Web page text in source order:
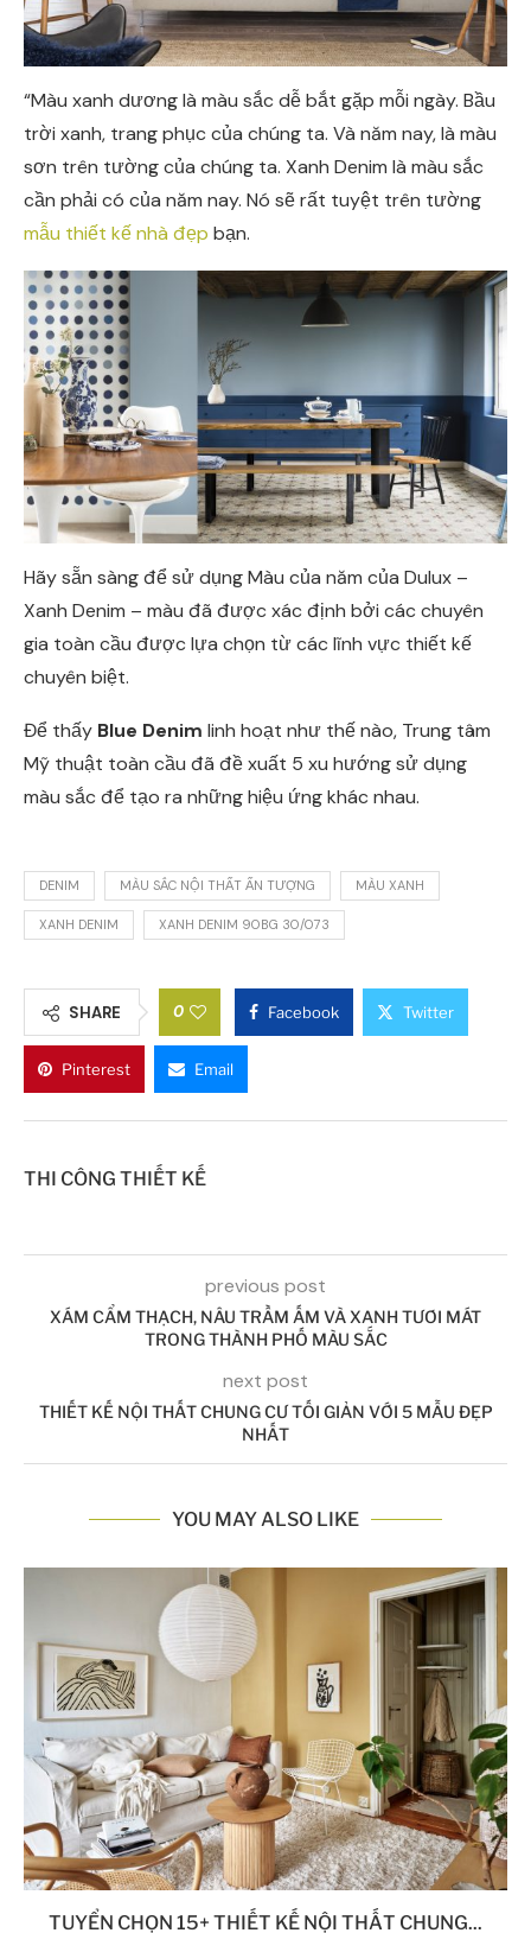
“Màu xanh dương là màu sắc dễ bắt gặp mỗi ngày. Bầu
trời xanh, trang phục của chúng ta. Và năm nay, là màu
sơn trên tường của chúng ta. Xanh Denim là màu sắc
cần phải có của năm nay. Nó sẽ rất tuyệt trên tường
mẫu thiết kế nhà đẹp bạn.
Hãy sẵn sàng để sử dụng Màu của năm của Dulux –
Xanh Denim – màu đã được xác định bởi các chuyên
gia toàn cầu được lựa chọn từ các lĩnh vực thiết kế
chuyên biệt.
Để thấy Blue Denim linh hoạt như thế nào, Trung tâm
Mỹ thuật toàn cầu đã đề xuất 5 xu hướng sử dụng
màu sắc để tạo ra những hiệu ứng khác nhau.
DENIM MÀU SẮC NỘI THẤT ẤN TƯỢNG MÀU XANH
XANH DENIM XANH DENIM 90BG 30/073
SHARE 0 Facebook Twitter
Pinterest Email
THI CÔNG THIẾT KẾ
previous post
XÁM CẨM THẠCH, NÂU TRẦM ẤM VÀ XANH TƯƠI MÁT
TRONG THÀNH PHỐ MÀU SẮC
next post
THIẾT KẾ NỘI THẤT CHUNG CƯ TỐI GIẢN VỚI 5 MẪU ĐẸP
NHẤT
YOU MAY ALSO LIKE
TUYỂN CHỌN 15+ THIẾT KẾ NỘI THẤT CHUNG...